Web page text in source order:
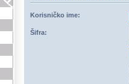
Korisničko ime:
Šifra: